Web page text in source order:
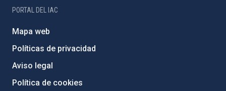
PORTAL DEL IAC
Mapa web
Políticas de privacidad
Aviso legal
Política de cookies